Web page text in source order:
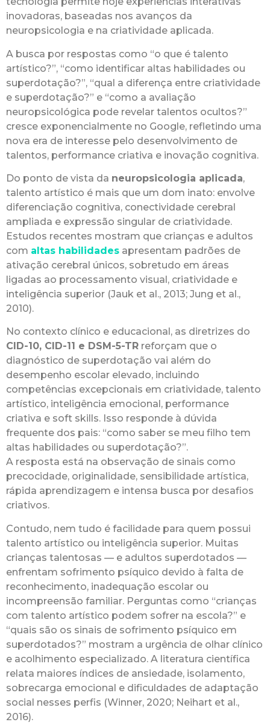
inovadoras, baseadas nos avanços da
neuropsicologia e na criatividade aplicada.
A busca por respostas como “o que é talento
artístico?”, “como identificar altas habilidades ou
superdotação?”, “qual a diferença entre criatividade
e superdotação?” e “como a avaliação
neuropsicológica pode revelar talentos ocultos?”
cresce exponencialmente no Google, refletindo uma
nova era de interesse pelo desenvolvimento de
talentos, performance criativa e inovação cognitiva.
Do ponto de vista da neuropsicologia aplicada,
talento artístico é mais que um dom inato: envolve
diferenciação cognitiva, conectividade cerebral
ampliada e expressão singular de criatividade.
Estudos recentes mostram que crianças e adultos
com altas habilidades apresentam padrões de
ativação cerebral únicos, sobretudo em áreas
ligadas ao processamento visual, criatividade e
inteligência superior (Jauk et al., 2013; Jung et al.,
2010).
No contexto clínico e educacional, as diretrizes do
CID-10, CID-11 e DSM-5-TR reforçam que o
diagnóstico de superdotação vai além do
desempenho escolar elevado, incluindo
competências excepcionais em criatividade, talento
artístico, inteligência emocional, performance
criativa e soft skills. Isso responde à dúvida
frequente dos pais: “como saber se meu filho tem
altas habilidades ou superdotação?”.
A resposta está na observação de sinais como
precocidade, originalidade, sensibilidade artística,
rápida aprendizagem e intensa busca por desafios
criativos.
Contudo, nem tudo é facilidade para quem possui
talento artístico ou inteligência superior. Muitas
crianças talentosas — e adultos superdotados —
enfrentam sofrimento psíquico devido à falta de
reconhecimento, inadequação escolar ou
incompreensão familiar. Perguntas como “crianças
com talento artístico podem sofrer na escola?” e
“quais são os sinais de sofrimento psíquico em
superdotados?” mostram a urgência de olhar clínico
e acolhimento especializado. A literatura científica
relata maiores índices de ansiedade, isolamento,
sobrecarga emocional e dificuldades de adaptação
social nesses perfis (Winner, 2020; Neihart et al.,
2016).